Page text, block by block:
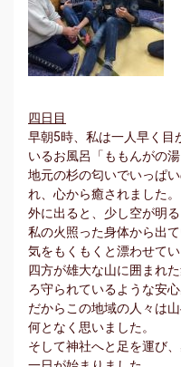
四日目
早朝5時、私は一人早く目
いるお風呂「ももんがの湯
地元の杉の匂いでいっぱ
れ、心から癒されました。
外に出ると、少し空が明る
私の火照った身体から出
気をもくもくと漂わせてい
四方が雄大な山に囲まれ
ろ守られているような安心
だからこの地域の人々は
何となく思いました。
そして神社へと足を運び